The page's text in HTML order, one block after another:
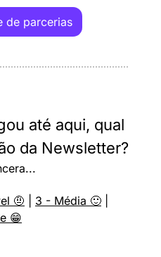
de parcerias
até aqui, qual
da Newsletter?
🤨 3 - Média 🙂
😁